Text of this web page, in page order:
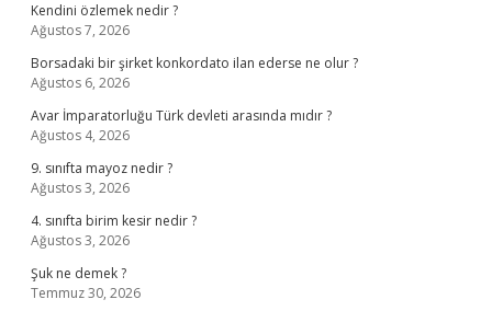
Kendini özlemek nedir ?
Ağustos 7, 2026
Borsadaki bir şirket konkordato ilan ederse ne olur ?
Ağustos 6, 2026
Avar İmparatorluğu Türk devleti arasında mıdır ?
Ağustos 4, 2026
9. sınıfta mayoz nedir ?
Ağustos 3, 2026
4. sınıfta birim kesir nedir ?
Ağustos 3, 2026
Şuk ne demek ?
Temmuz 30, 2026